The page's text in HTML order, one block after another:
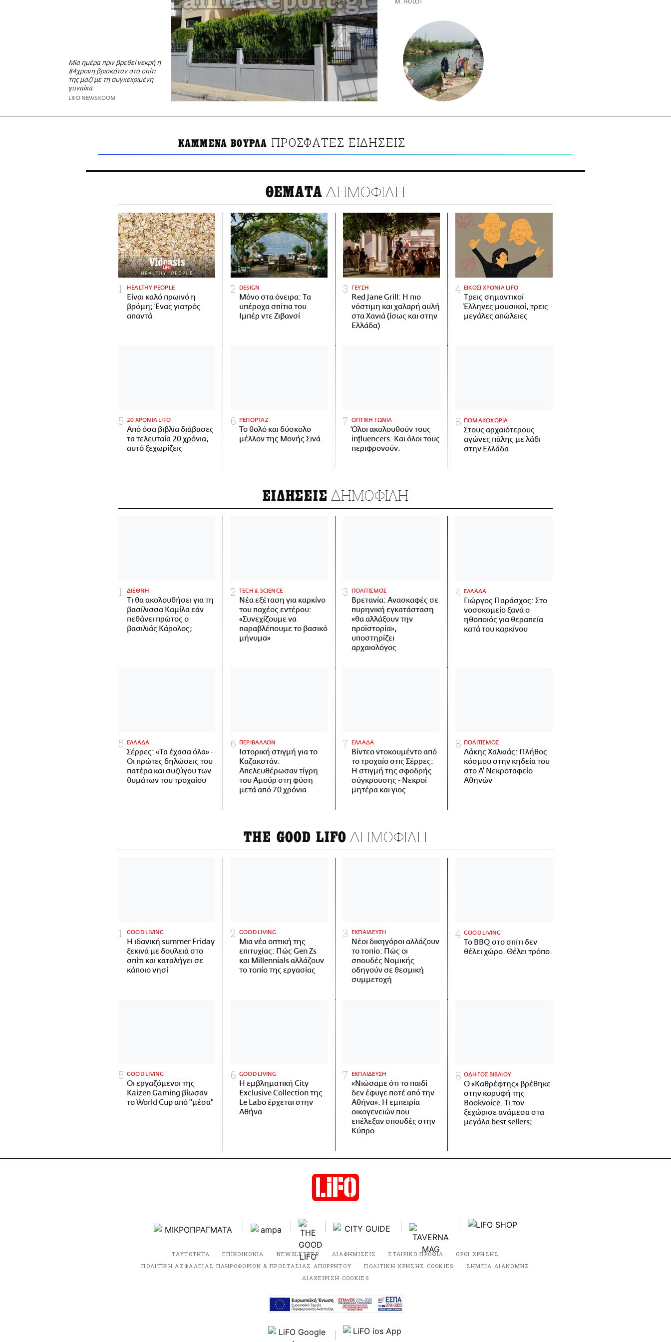
Μία ημέρα πριν βρεθεί νεκρή η
84χρονη βρισκόταν στο σπίτι
της μαζί με τη συγκεκριμένη
γυναίκα
LIFO NEWSROOM
M. HULOT
ΚΑΜΜΕΝΑ ΒΟΥΡΛΑ ΠΡΟΣΦΑΤΕΣ ΕΙΔΗΣΕΙΣ
ΘΕΜΑΤΑ ΔΗΜΟΦΙΛΗ
HEALTHY PEOPLE
Είναι καλό πρωινό η
βρόμη; Ένας γιατρός
απαντά
DESIGN
Μόνο στα όνειρα: Τα
υπέροχα σπίτια του
Ιμπέρ ντε Ζιβανσί
ΓΕΥΣΗ
Red Jane Grill: Η πιο
νόστιμη και χαλαρή αυλή
στα Χανιά (ίσως και στην
Ελλάδα)
ΕΙΚΟΣΙ ΧΡΟΝΙΑ LIFO
Tρεις σημαντικοί
Έλληνες μουσικοί, τρεις
μεγάλες απώλειες
20 ΧΡΟΝΙΑ LIFO
Από όσα βιβλία διάβασες
τα τελευταία 20 χρόνια,
αυτό ξεχωρίζεις
ΡΕΠΟΡΤΑΖ
Το θολό και δύσκολο
μέλλον της Μονής Σινά
ΟΠΤΙΚΗ ΓΩΝΙΑ
Όλοι ακολουθούν τους
influencers. Και όλοι τους
περιφρονούν.
ΠΟΜΑΚΟΧΩΡΙΑ
Στους αρχαιότερους
αγώνες πάλης με λάδι
στην Ελλάδα
ΕΙΔΗΣΕΙΣ ΔΗΜΟΦΙΛΗ
ΔΙΕΘΝΗ
Τι θα ακολουθήσει για τη
βασίλισσα Καμίλα εάν
πεθάνει πρώτος ο
βασιλιάς Κάρολος;
ΤECH & SCIENCE
Νέα εξέταση για καρκίνο
του παχέος εντέρου:
«Συνεχίζουμε να
παραβλέπουμε το βασικό
μήνυμα»
ΠΟΛΙΤΙΣΜΟΣ
Βρετανία: Ανασκαφές σε
πυρηνική εγκατάσταση
«θα αλλάξουν την
προϊστορία»,
υποστηρίζει
αρχαιολόγος
ΕΛΛΑΔΑ
Γιώργος Παράσχος: Στο
νοσοκομείο ξανά ο
ηθοποιός για θεραπεία
κατά του καρκίνου
ΕΛΛΑΔΑ
Σέρρες: «Τα έχασα όλα» -
Οι πρώτες δηλώσεις του
πατέρα και συζύγου των
θυμάτων του τροχαίου
ΠΕΡΙΒΑΛΛΟΝ
Ιστορική στιγμή για το
Καζακστάν:
Απελευθέρωσαν τίγρη
του Αμούρ στη φύση
μετά από 70 χρόνια
ΕΛΛΑΔΑ
Βίντεο ντοκουμέντο από
το τροχαίο στις Σέρρες:
Η στιγμή της σφοδρής
σύγκρουσης - Νεκροί
μητέρα και γιος
ΠΟΛΙΤΙΣΜΟΣ
Λάκης Χαλκιάς: Πλήθος
κόσμου στην κηδεία του
στο Α' Νεκροταφείο
Αθηνών
THE GOOD LIFO ΔΗΜΟΦΙΛΗ
GOOD LIVING
Η ιδανική summer Friday
ξεκινά με δουλειά στο
σπίτι και καταλήγει σε
κάποιο νησί
GOOD LIVING
Μια νέα οπτική της
επιτυχίας: Πώς Gen Zs
και Millennials αλλάζουν
το τοπίο της εργασίας
ΕΚΠΑΙΔΕΥΣΗ
Νέοι δικηγόροι αλλάζουν
το τοπίο: Πώς οι
σπουδές Νομικής
οδηγούν σε θεσμική
συμμετοχή
GOOD LIVING
Το BBQ στο σπίτι δεν
θέλει χώρο. Θέλει τρόπο.
GOOD LIVING
Οι εργαζόμενοι της
Kaizen Gaming βίωσαν
το World Cup από "μέσα"
GOOD LIVING
Η εμβληματική City
Exclusive Collection της
Le Labo έρχεται στην
Αθήνα
ΕΚΠΑΙΔΕΥΣΗ
«Νιώσαμε ότι το παιδί
δεν έφυγε ποτέ από την
Αθήνα»: Η εμπειρία
οικογενειών που
επέλεξαν σπουδές στην
Κύπρο
ΟΔΗΓΟΣ ΒΙΒΛΙΟΥ
Ο «Καθρέφτης» βρέθηκε
στην κορυφή της
Bookvoice. Τι τον
ξεχώρισε ανάμεσα στα
μεγάλα best sellers;
ΤΑΥΤΟΤΗΤΑ ΕΠΙΚΟΙΝΩΝΙΑ NEWSLETTER ΔΙΑΦΗΜΙΣΕΙΣ ΕΤΑΙΡΙΚΟ ΠΡΟΦΙΛ
ΟΡΟΙ ΧΡΗΣΗΣ
ΠΟΛΙΤΙΚΗ ΑΣΦΑΛΕΙΑΣ ΠΛΗΡΟΦΟΡΙΩΝ & ΠΡΟΣΤΑΣΙΑΣ ΑΠΟΡΡΗΤΟΥ
ΠΟΛΙΤΙΚΗ ΧΡΗΣΗΣ COOKIES
ΣΗΜΕΙΑ ΔΙΑΝΟΜΗΣ
ΔΙΑΧΕΙΡΙΣΗ COOKIES